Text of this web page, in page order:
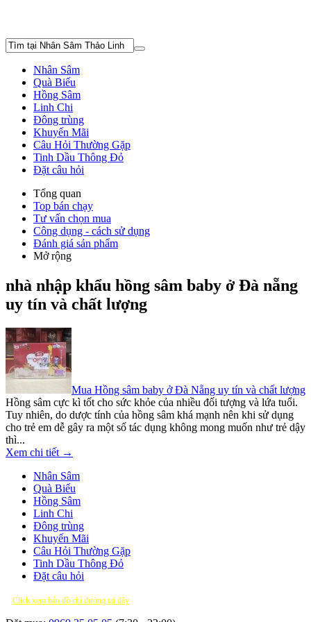
Nhân Sâm
Quà Biếu
Hồng Sâm
Linh Chi
Đông trùng
Khuyến Mãi
Câu Hỏi Thường Gặp
Tinh Dầu Thông Đỏ
Đặt câu hỏi
Tổng quan
Top bán chạy
Tư vấn chọn mua
Công dụng - cách sử dụng
Đánh giá sản phẩm
Mở rộng
nhà nhập khẩu hồng sâm baby ở Đà nẵng
uy tín và chất lượng
Mua Hồng sâm baby ở Đà Nẵng uy tín và chất lượng
Hồng sâm cực kì tốt cho sức khỏe của nhiều đối tượng và lứa tuổi.
Tuy nhiên, do dược tính của hồng sâm khá mạnh nên khi sử dụng
cho trẻ em dễ gây ra một số tác dụng không mong muốn như trẻ dậy
thì...
Xem chi tiết →
Nhân Sâm
Quà Biếu
Hồng Sâm
Linh Chi
Đông trùng
Khuyến Mãi
Câu Hỏi Thường Gặp
Tinh Dầu Thông Đỏ
Đặt câu hỏi
Click xem bản đồ chỉ đường tại đây